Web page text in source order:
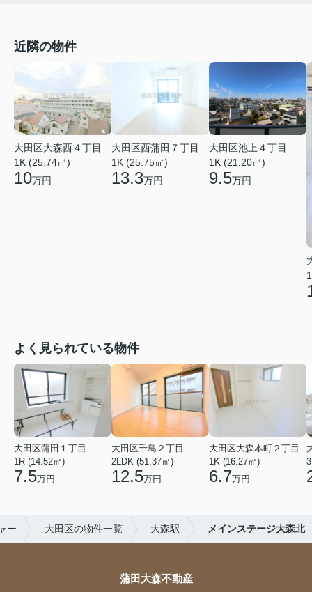
近隣の物件
大田区大森西４丁目
1K (25.74㎡)
10万円
大田区西蒲田７丁目
1K (25.75㎡)
13.3万円
大田区池上４丁目
1K (21.20㎡)
9.5万円
よく見られている物件
大田区蒲田１丁目
1R (14.52㎡)
7.5万円
大田区千鳥２丁目
2LDK (51.37㎡)
12.5万円
大田区大森本町２丁目
1K (16.27㎡)
6.7万円
ー 大田区の物件一覧 大森駅 メインステージ大森北
蒲田大森不動産